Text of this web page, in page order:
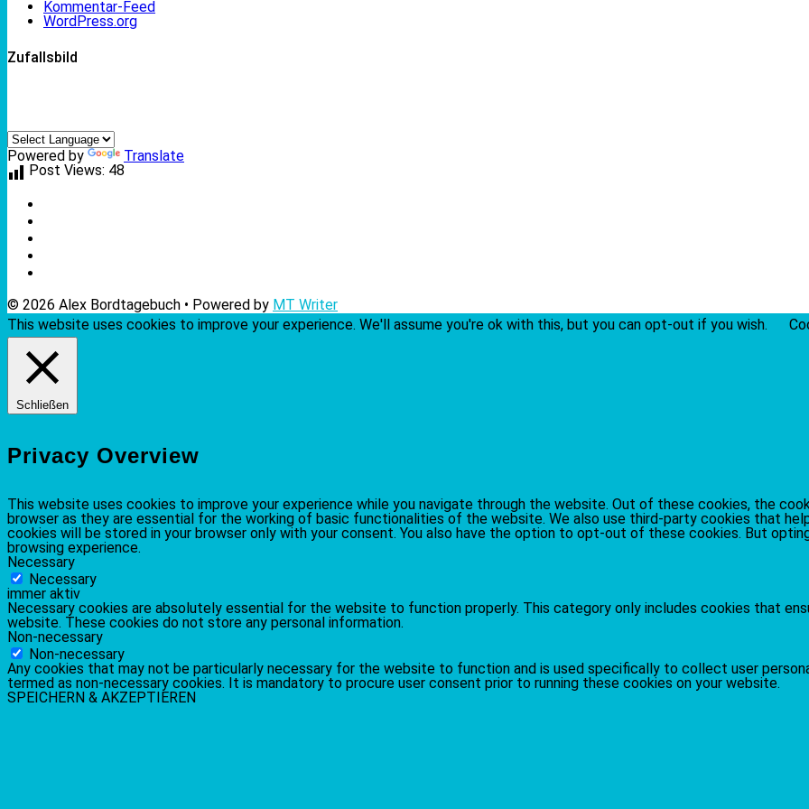
Kommentar-Feed
WordPress.org
Zufallsbild
Powered by
Translate
Post Views: 48
© 2026 Alex Bordtagebuch • Powered by MT Writer
This website uses cookies to improve your experience. We'll assume you're ok with this, but you can opt-out if you wish.
Schließen
Privacy Overview
This website uses cookies to improve your experience while you navigate through the website. Out of these cookies, the
browser as they are essential for the working of basic functionalities of the website. We also use third-party cookies that
cookies will be stored in your browser only with your consent. You also have the option to opt-out of these cookies. But
browsing experience.
Necessary
Necessary
immer aktiv
Necessary cookies are absolutely essential for the website to function properly. This category only includes cookies that
website. These cookies do not store any personal information.
Non-necessary
Non-necessary
Any cookies that may not be particularly necessary for the website to function and is used specifically to collect user
termed as non-necessary cookies. It is mandatory to procure user consent prior to running these cookies on your website.
SPEICHERN & AKZEPTIEREN